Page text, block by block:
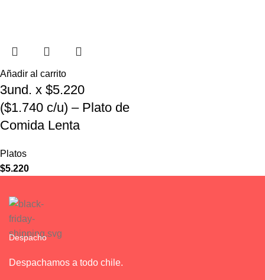
Añadir al carrito
3und. x $5.220
($1.740 c/u) – Plato de
Comida Lenta
Platos
$5.220
Despacho
Despachamos a todo chile.